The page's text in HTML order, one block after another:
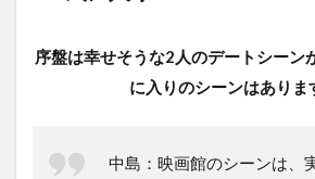
序盤は幸せそうな2人のデートシーン
に入りのシーンはありま
中島：映画館のシーンは、